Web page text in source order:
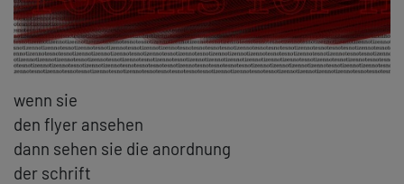
wenn sie
den flyer ansehen
dann sehen sie die anordnung
der schrift